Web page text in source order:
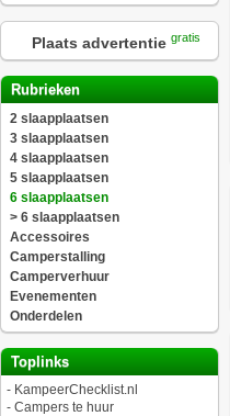
Plaats advertentie gratis
Rubrieken
2 slaapplaatsen
3 slaapplaatsen
4 slaapplaatsen
5 slaapplaatsen
6 slaapplaatsen
> 6 slaapplaatsen
Accessoires
Camperstalling
Camperverhuur
Evenementen
Onderdelen
Toplinks
- KampeerChecklist.nl
- Campers te huur